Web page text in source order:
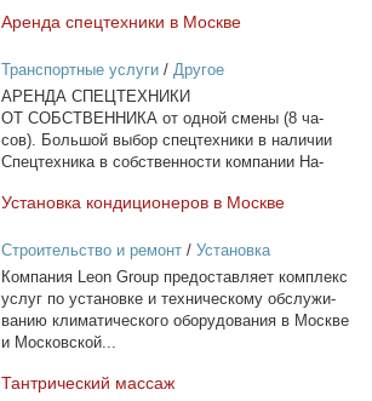
Арен­да спец­тех­ни­ки в Москве
Транспортные услуги/ Другое
АРЕНДА СПЕЦТЕХНИКИ
ОТ СОБСТВЕННИКА от од­ной сме­ны (8 ча­
сов). Боль­шой вы­бор спец­тех­ни­ки в на­ли­чии
Спец­тех­ни­ка в соб­ствен­но­сти ком­па­нии На­
Уста­нов­ка кон­ди­ци­о­не­ров в Москве
Строительство и ремонт/ Установка
кондиционеров
Ком­па­ния Leon Group предо­став­ля­ет ком­плекс
услуг по уста­нов­ке и тех­ни­че­ско­му об­слу­жи­
ва­нию кли­ма­ти­че­ско­го обо­ру­до­ва­ния в Москве
и Мос­ков­ской...
Тан­три­че­ский мас­саж